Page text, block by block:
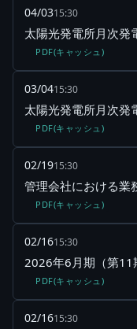
04/0315:30
太陽光発電所月次
PDF(キャッシュ)
03/0415:30
太陽光発電所月次
PDF(キャッシュ)
02/1915:30
管理会社における業
PDF(キャッシュ)
02/1615:30
2026年6月期（第11
PDF(キャッシュ)
02/1615:30